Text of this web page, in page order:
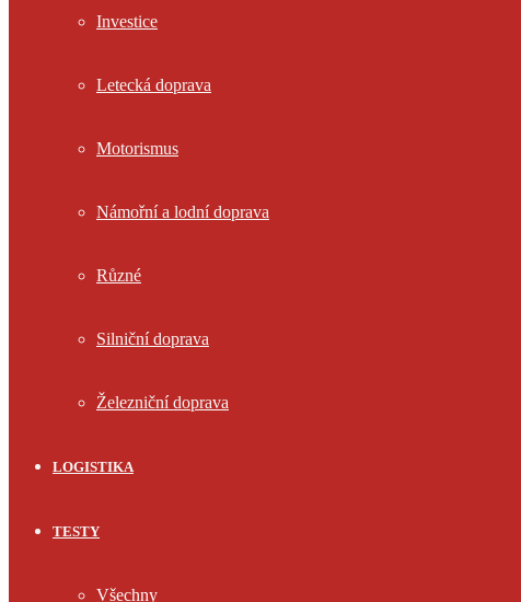
Investice
Letecká doprava
Motorismus
Námořní a lodní doprava
Různé
Silniční doprava
Železniční doprava
LOGISTIKA
TESTY
Všechny